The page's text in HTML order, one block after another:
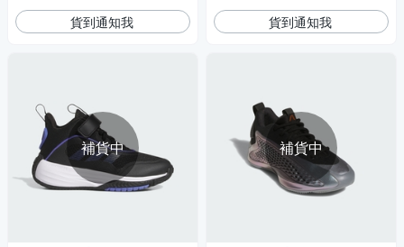
貨到通知我
補貨中
貨到通知我
補貨中